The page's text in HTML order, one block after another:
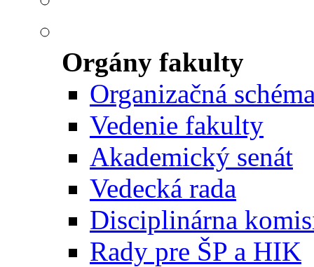
Orgány fakulty
Organizačná
Vedenie fakulty
Akademický senát
Vedecká rada
Disciplinárna
Rady pre ŠP a HIK